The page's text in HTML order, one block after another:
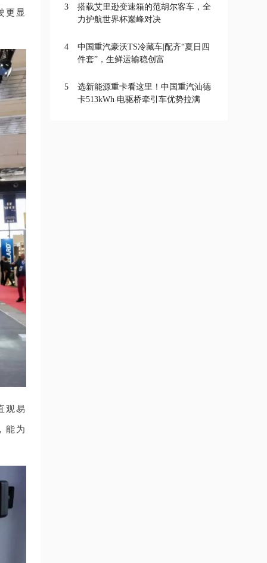
更显
观易
能为
3
搭载艾里逊变速箱的范胡尔客车，全
力护航世界杯巅峰对决
4
中国重汽豪沃TS冷藏车|配齐“夏日四
件套”，生鲜运输稳创富
5
选新能源重卡看这里！中国重汽汕德
卡513kWh 电驱桥牵引车优势拉满